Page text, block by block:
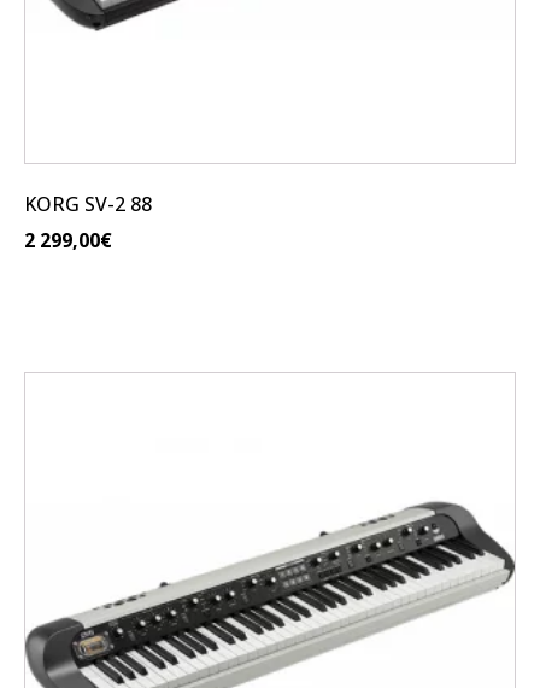
KORG SV-2 88
2 299,00€